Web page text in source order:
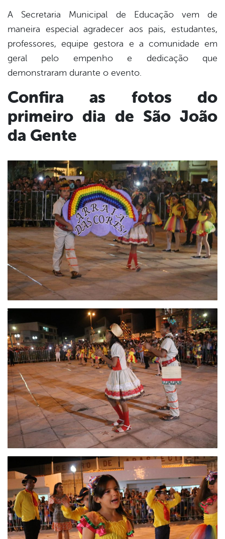
A Secretaria Municipal de Educação vem de
maneira especial agradecer aos pais, estudantes,
professores, equipe gestora e a comunidade em
geral pelo empenho e dedicação que
demonstraram durante o evento.
Confira as fotos do
primeiro dia de São João
da Gente